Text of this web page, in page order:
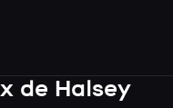
de Halsey